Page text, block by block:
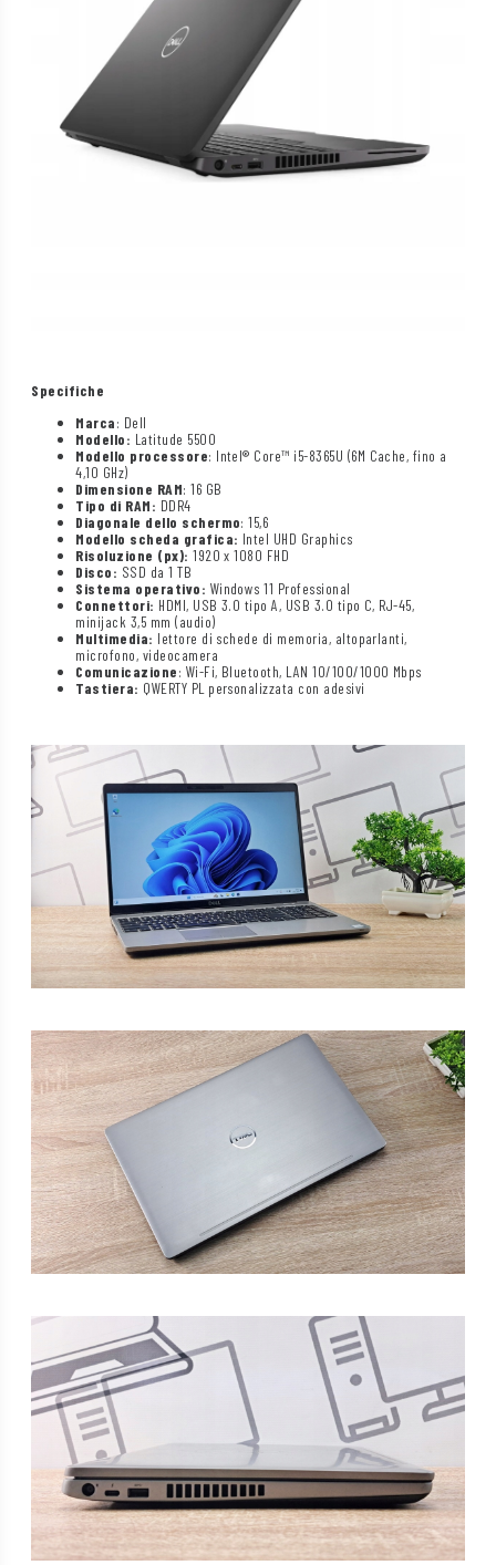
Specifiche
Marca: Dell
Modello: Latitude 5500
Modello processore: Intel® Core™ i5-8365U (6M Cache, fino a
4,10 GHz)
Dimensione RAM: 16 GB
Tipo di RAM: DDR4
Diagonale dello schermo: 15,6
Modello scheda grafica: Intel UHD Graphics
Risoluzione (px): 1920 x 1080 FHD
Disco: SSD da 1 TB
Sistema operativo: Windows 11 Professional
Connettori: HDMI, USB 3.0 tipo A, USB 3.0 tipo C, RJ-45,
minijack 3,5 mm (audio)
Multimedia: lettore di schede di memoria, altoparlanti,
microfono, videocamera
Comunicazione: Wi-Fi, Bluetooth, LAN 10/100/1000 Mbps
Tastiera: QWERTY PL personalizzata con adesivi